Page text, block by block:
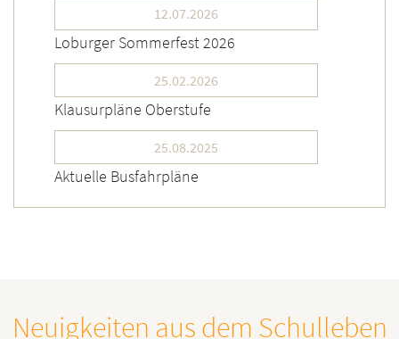
12.07.2026
Loburger Sommerfest 2026
25.02.2026
Klausurpläne Oberstufe
25.08.2025
Aktuelle Busfahrpläne
Neuigkeiten aus dem Schulleben